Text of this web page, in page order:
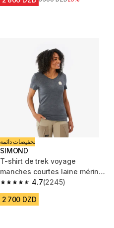
تخفيضات دائمة
SIMOND
T-shirt de trek voyage
manches courtes laine mérinos
Femme - TRAVEL 500
4.7
4.7 out of 5 stars from 2245
(2245)
2 700 DZD